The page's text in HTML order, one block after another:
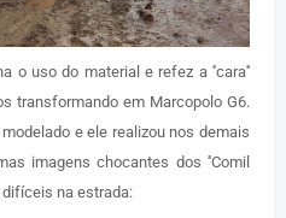
o uso do material e refez a ''cara''
transformando em Marcopolo G6.
e ele realizou nos demais
imagens chocantes dos ''Comil
na estrada: